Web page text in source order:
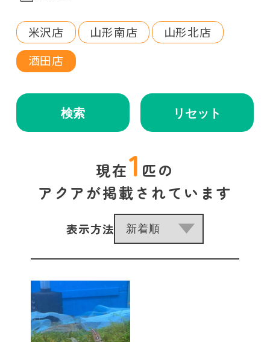
米沢店 山形南店
山形北店
酒田店
検索 リセット
現在1 匹の
アクアが掲載されています
表示方法